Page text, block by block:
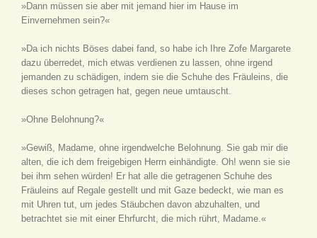
»Dann müssen sie aber mit jemand hier im Hause im
Einvernehmen sein?«
»Da ich nichts Böses dabei fand, so habe ich Ihre Zofe Margarete
dazu überredet, mich etwas verdienen zu lassen, ohne irgend
jemanden zu schädigen, indem sie die Schuhe des Fräuleins, die
dieses schon getragen hat, gegen neue umtauscht.
»Ohne Belohnung?«
»Gewiß, Madame, ohne irgendwelche Belohnung. Sie gab mir die
alten, die ich dem freigebigen Herrn einhändigte. Oh! wenn sie sie
bei ihm sehen würden! Er hat alle die getragenen Schuhe des
Fräuleins auf Regale gestellt und mit Gaze bedeckt, wie man es
mit Uhren tut, um jedes Stäubchen davon abzuhalten, und
betrachtet sie mit einer Ehrfurcht, die mich rührt, Madame.«